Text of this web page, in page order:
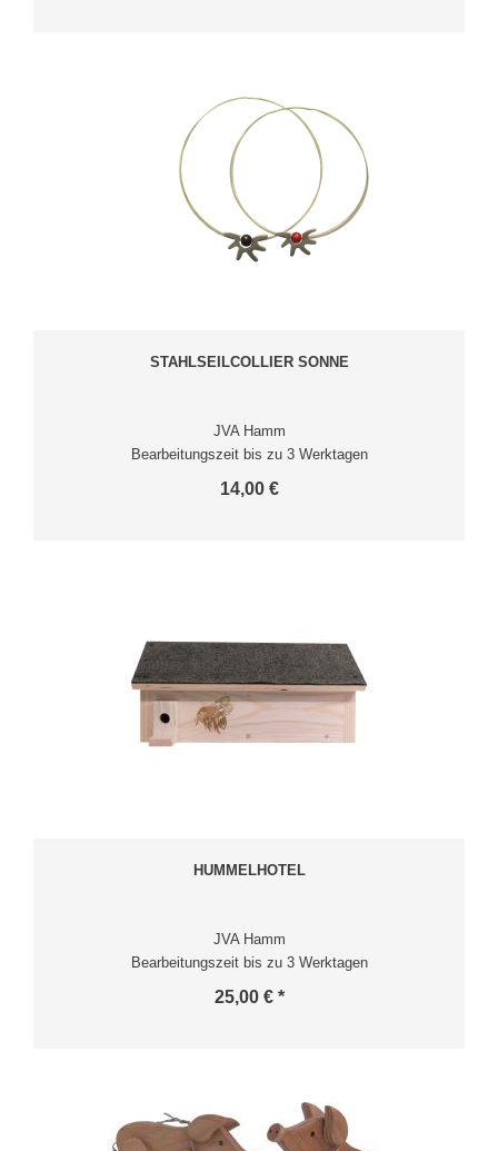
STAHLSEILCOLLIER SONNE
JVA Hamm
Bearbeitungszeit bis zu 3 Werktagen
14,00 €
HUMMELHOTEL
JVA Hamm
Bearbeitungszeit bis zu 3 Werktagen
25,00 € *